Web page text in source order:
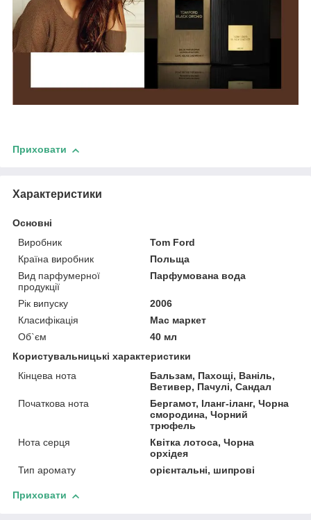
Приховати
Характеристики
Основні
Виробник
Tom Ford
Країна виробник
Польща
Вид парфумерної
продукції
Парфумована вода
Рік випуску
2006
Класифікація
Мас маркет
Об`єм
40 мл
Користувальницькі характеристики
Кінцева нота
Бальзам, Пахощі, Ваніль,
Ветивер, Пачулі, Сандал
Початкова нота
Бергамот, Іланг-іланг, Чорна
смородина, Чорний
трюфель
Нота серця
Квітка лотоса, Чорна
орхідея
Тип аромату
орієнтальні, шипрові
Приховати